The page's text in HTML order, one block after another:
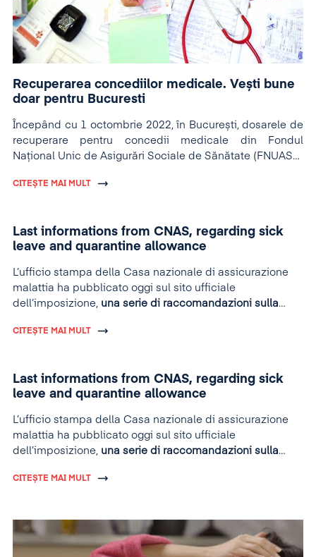
Recuperarea concediilor medicale. Vești bune
doar pentru Bucuresti
Începând cu 1 octombrie 2022, în București, dosarele de
recuperare pentru concedii medicale din Fondul
Național Unic de Asigurări Sociale de Sănătate (FNUASS)
CITEȘTE MAI MULT
Last informations from CNAS, regarding sick
leave and quarantine allowance
L’ufficio stampa della Casa nazionale di assicurazione
malattia ha pubblicato oggi sul sito ufficiale
dell’imposizione, una serie di raccomandazioni sulla
quarantena.
CITEȘTE MAI MULT
Last informations from CNAS, regarding sick
leave and quarantine allowance
L’ufficio stampa della Casa nazionale di assicurazione
malattia ha pubblicato oggi sul sito ufficiale
dell’imposizione, una serie di raccomandazioni sulla
quarantena.
CITEȘTE MAI MULT